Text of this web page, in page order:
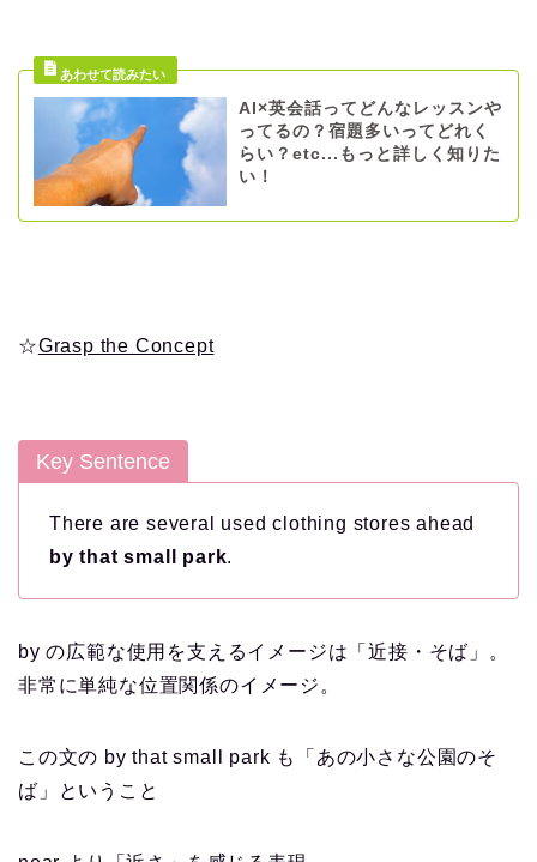
AI×英会話ってどんなレッスンや
ってるの？宿題多いってどれく
らい？etc...もっと詳しく知りた
い！
☆Grasp the Concept
Key Sentence
There are several used clothing stores ahead
by that small park.
by の広範な使用を支えるイメージは「近接・そば」。
非常に単純な位置関係のイメージ。
この文の by that small park も「あの小さな公園のそ
ば」ということ